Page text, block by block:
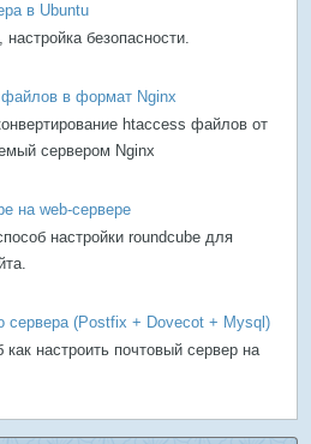
в Ubuntu
безопасности.
в формат Nginx
htaccess файлов от
сервером Nginx
на web-сервере
настройки roundcube для
сервера (Postfix + Dovecot + Mysql)
как настроить почтовый сервер на